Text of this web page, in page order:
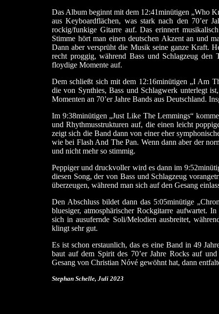
Das Album beginnt mit dem 12:41minütigen „Who
aus Keyboardflächen, was stark nach den 70’er
rockig/funkige Gitarre auf. Das erinnert
Stimme hört man einen deutschen Akzent an und
Dann aber versprüht die Musik seine ganze Kraft.
recht proggig, während Bass und Schlagzeug
floydige Momente auf.
Dem schließt sich mit dem 12:16minütigen „I Am
die von Synthies, Bass und Schlagwerk unterlegt
Momenten an 70’er Jahre Bands aus Deutschland.
Im 9:38minütigen „Just Like The Lemmings“
und Rhythmusstrukturen auf, die einen leicht
zeigt sich die Band dann von einer eher
wie bei Flash And The Pan. Wenn dann aber der
und nicht mehr so stimmig.
Peppiger und druckvoller wird es dann im
diesen Song, der von Bass und Schlagzeug
überzeugen, während man sich auf den Gesang
Den Abschluss bildet dann das 5:05minütige
bluesiger, atmosphärischer Rockgitarre aufwartet.
sich in ausufernde Soli/Melodien ausbreitet,
klingt sehr gut.
Es ist schon erstaunlich, das es eine Band in 49
baut auf dem Spirit des 70’er Jahre Rocks auf
Gesang von Christian Nóvé gewöhnt hat, dann
Stephan Schelle, Juli 2023